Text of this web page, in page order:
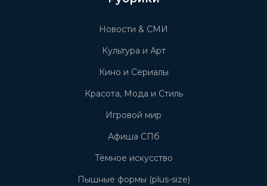
Новости & СМИ
Культура и Арт
Кино и Сериалы
Красота, Мода и Стиль
Игровой мир
Афиша СПб
Тёмное искусство
Пышные формы (plus-size)